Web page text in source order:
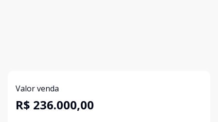
Valor venda
R$ 236.000,00